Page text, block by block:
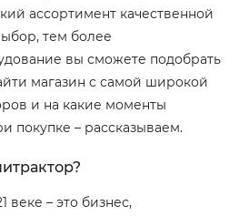
ассортимент качественной
тем более
вы сможете подобрать
магазин с самой широкой
и на какие моменты
покупке – рассказываем.
веке – это бизнес,